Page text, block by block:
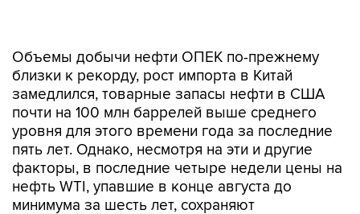
замедлился, товарные запасы нефти в США
почти на 100 млн баррелей выше среднего
уровня для этого времени года за последние
пять лет. Однако, несмотря на эти и другие
факторы, в последние четыре недели цены на
нефть WTI, упавшие в конце августа до
минимума за шесть лет, сохраняют
устойчивость.